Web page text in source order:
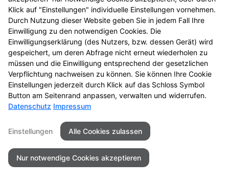
Schwangerschaftsfrühtest
Seitenübersicht Kontakt
Impressum
Datenschutz
Barrierefreiheit
© 2026 Apotheke am Neckar
Klick auf "Einstellungen" individuelle Einstellungen vornehmen.
Durch Nutzung dieser Website geben Sie in jedem Fall Ihre
Einwilligung zu den notwendigen Cookies. Die
Einwilligungserklärung (des Nutzers, bzw. dessen Gerät) wird
gespeichert, um deren Abfrage nicht erneut wiederholen zu
müssen und die Einwilligung entsprechend der gesetzlichen
Verpflichtung nachweisen zu können. Sie können Ihre Cookie
Einstellungen jederzeit durch Klick auf das Schloss Symbol
Button am Seitenrand anpassen, verwalten und widerrufen.
Datenschutz Impressum
Einstellungen Alle Cookies zulassen
Nur notwendige Cookies akzeptieren